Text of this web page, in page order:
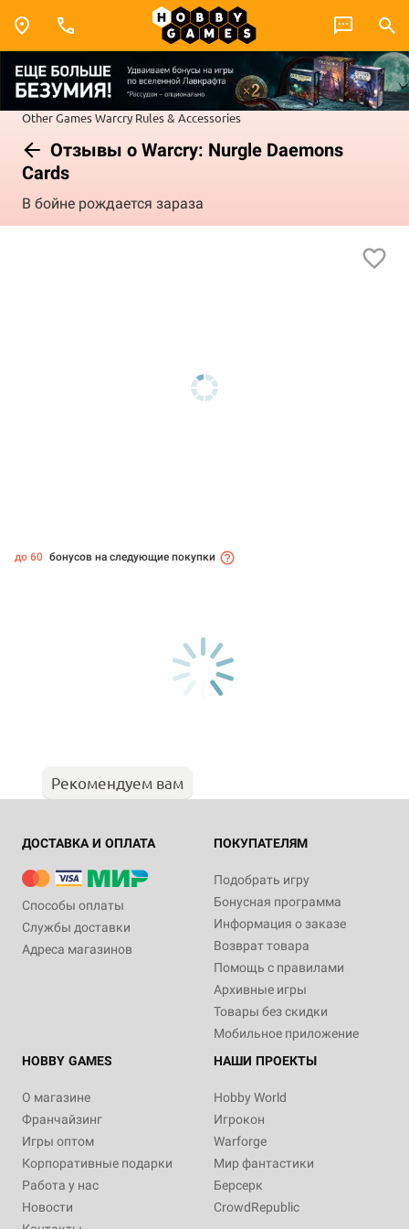
Other GamesWarcry Rules & Accessories
Отзывы о Warcry: Nurgle Daemons
Cards
В бойне рождается зараза
до 60 бонусов на следующие покупки
Рекомендуем вам
ДОСТАВКА И ОПЛАТА
Способы оплаты
Службы доставки
Адреса магазинов
ПОКУПАТЕЛЯМ
Подобрать игру
Бонусная программа
Информация о заказе
Возврат товара
Помощь с правилами
Архивные игры
Товары без скидки
Мобильное приложение
HOBBY GAMES
О магазине
Франчайзинг
Игры оптом
Корпоративные подарки
Работа у нас
Новости
НАШИ ПРОЕКТЫ
Hobby World
Игрокон
Warforge
Мир фантастики
Берсерк
CrowdRepublic